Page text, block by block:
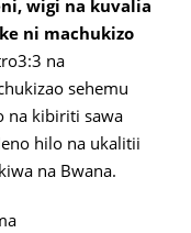
wigi na kuvalia
ni machukizo
na
sehemu
na kibiriti sawa
hilo na ukalitii
na Bwana.